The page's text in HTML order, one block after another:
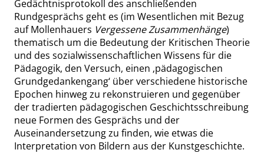
Gedächtnisprotokoll des anschließenden
Rundgesprächs geht es (im Wesentlichen mit Bezug
auf Mollenhauers Vergessene Zusammenhänge)
thematisch um die Bedeutung der Kritischen Theorie
und des sozialwissenschaftlichen Wissens für die
Pädagogik, den Versuch, einen ‚pädagogischen
Grundgedankengang‘ über verschiedene historische
Epochen hinweg zu rekonstruieren und gegenüber
der tradierten pädagogischen Geschichtsschreibung
neue Formen des Gesprächs und der
Auseinandersetzung zu finden, wie etwas die
Interpretation von Bildern aus der Kunstgeschichte.